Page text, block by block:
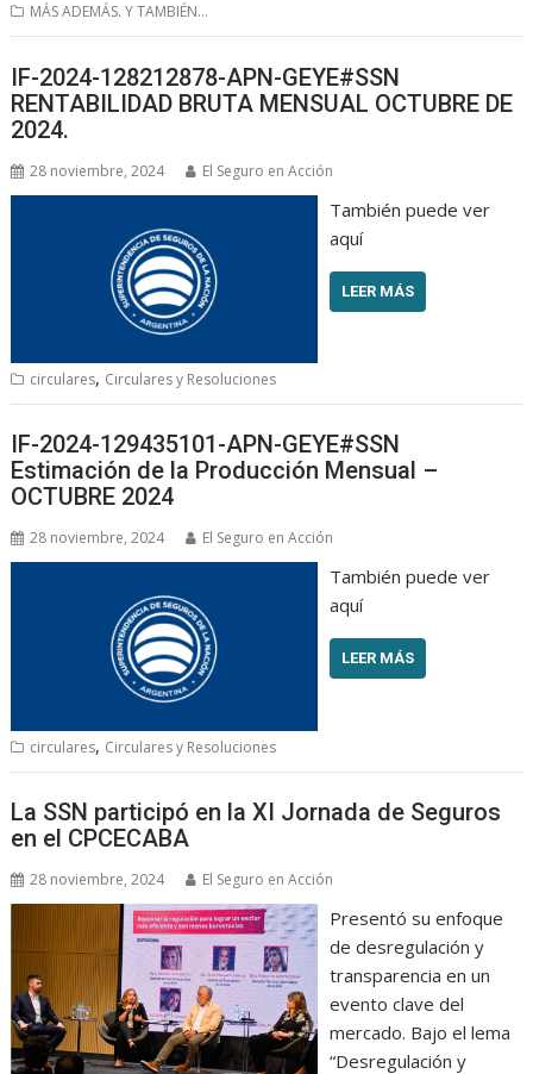
MÁS ADEMÁS. Y TAMBIÉN...
IF-2024-128212878-APN-GEYE#SSN
RENTABILIDAD BRUTA MENSUAL OCTUBRE DE
2024.
28 noviembre, 2024 El Seguro en Acción
También puede ver
aquí
LEER MÁS
circulares, Circulares y Resoluciones
IF-2024-129435101-APN-GEYE#SSN
Estimación de la Producción Mensual –
OCTUBRE 2024
28 noviembre, 2024 El Seguro en Acción
También puede ver
aquí
LEER MÁS
circulares, Circulares y Resoluciones
La SSN participó en la XI Jornada de Seguros
en el CPCECABA
28 noviembre, 2024 El Seguro en Acción
Presentó su enfoque
de desregulación y
transparencia en un
evento clave del
mercado. Bajo el lema
“Desregulación y